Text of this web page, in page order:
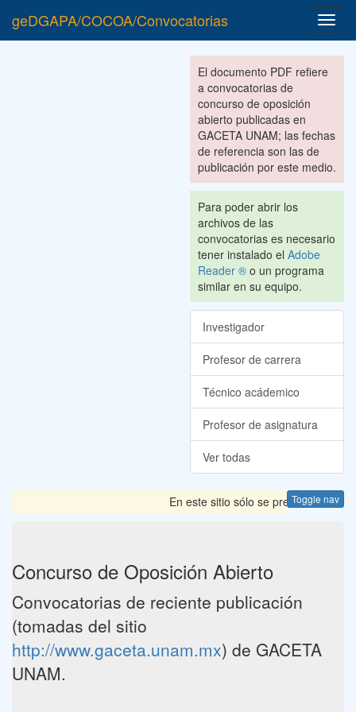
geDGAPA/COCOA/Convocatorias
El documento PDF refiere
a convocatorias de
concurso de oposición
abierto publicadas en
GACETA UNAM; las fechas
de referencia son las de
publicación por este medio.
Para poder abrir los
archivos de las
convocatorias es necesario
tener instalado el Adobe
Reader ® o un programa
similar en su equipo.
Investigador
Profesor de carrera
Técnico acádemico
Profesor de asignatura
Ver todas
Toggle nav
En este sitio sólo se presentan las
Concurso de Oposición Abierto
Convocatorias de reciente publicación
(tomadas del sitio
http://www.gaceta.unam.mx) de GACETA
UNAM.